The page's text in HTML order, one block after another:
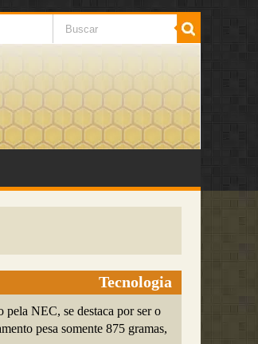
Tecnologia
NEC, se destaca por ser o
pesa somente 875 gramas,